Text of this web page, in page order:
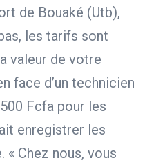
de Bouaké (Utb),
les tarifs sont
valeur de votre
face d’un technicien
Fcfa pour les
enregistrer les
« Chez nous, vous